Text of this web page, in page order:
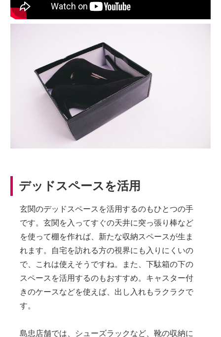
デッドスペースを活用
玄関のデッドスペースを活用するのもひとつの手
です。玄関を入ってすぐの天井に突っ張り棒など
を使って棚を作れば、新たな収納スペースが生ま
れます。自宅を訪れる方の視界にも入りにくいの
で、これは使えそうですね。また、下駄箱の下の
スペースを活用するのもおすすめ。キャスター付
きのケースなどを使えば、出し入れもラクラクで
す。
島忠店舗では、シューズラックなど、靴の収納に